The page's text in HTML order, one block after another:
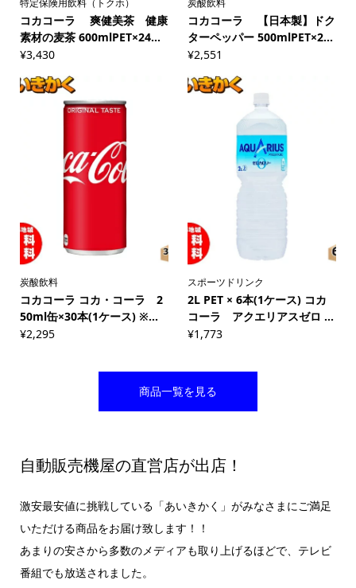
特定保険用飲料（トクホ）
コカコーラ 爽健美茶 健康
素材の麦茶 600mlPET×24...
¥3,430
炭酸飲料
コカコーラ 【日本製】ドク
ターペッパー 500mlPET×2...
¥2,551
炭酸飲料
コカコーラ コカ・コーラ 2
50ml缶×30本(1ケース) ※...
¥2,295
スポーツドリンク
2L PET × 6本(1ケース) コカ
コーラ アクエリアスゼロ ...
¥1,773
商品一覧を見る
自動販売機屋の直営店が出店！
激安最安値に挑戦している「あいきかく」がみなさまにご満足
いただける商品をお届け致します！！
あまりの安さから多数のメディアも取り上げるほどで、テレビ
番組でも放送されました。